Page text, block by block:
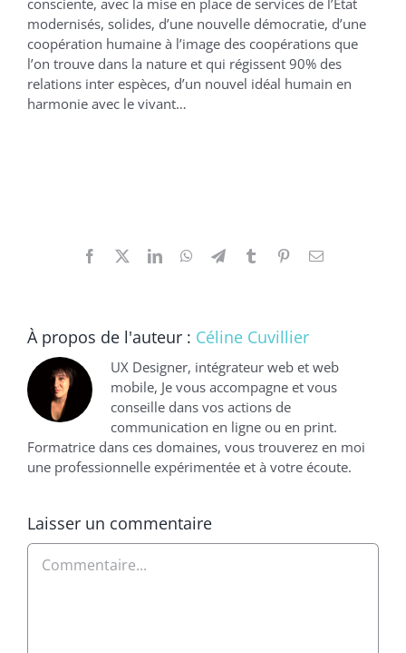
consciente, avec la mise en place de services de l’État
modernisés, solides, d’une nouvelle démocratie, d’une
coopération humaine à l’image des coopérations que
l’on trouve dans la nature et qui régissent 90% des
relations inter espèces, d’un nouvel idéal humain en
harmonie avec le vivant…
Facebook LinkedInWhatsApp
TelegramTumblr PinterestEmail
À propos de l'auteur : Céline Cuvillier
UX Designer, intégrateur web et web
mobile, Je vous accompagne et vous
conseille dans vos actions de
communication en ligne ou en print.
Formatrice dans ces domaines, vous trouverez en moi
une professionnelle expérimentée et à votre écoute.
Laisser un commentaire
Commentaire